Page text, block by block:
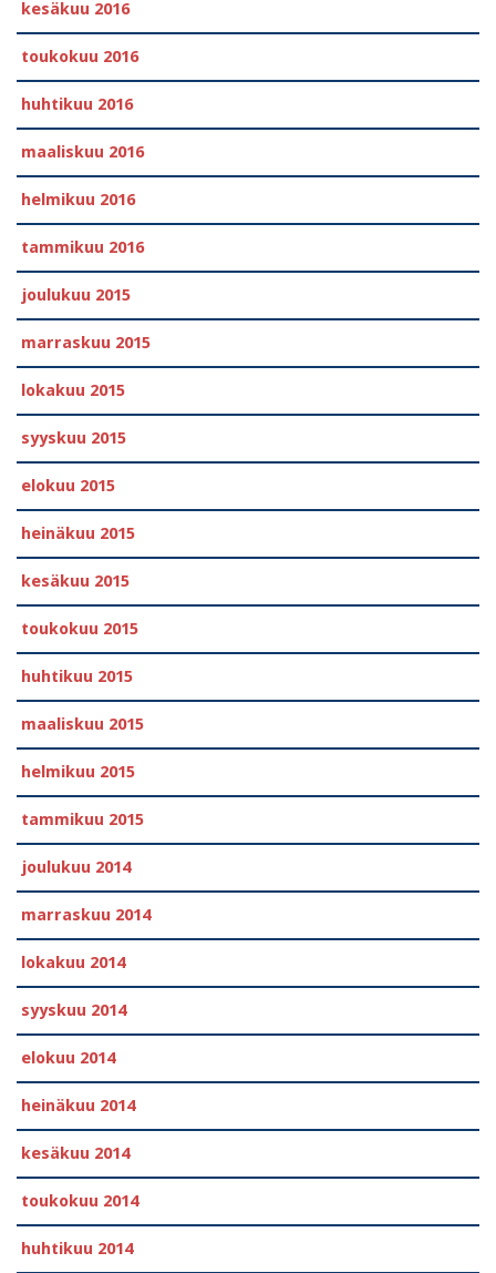
kesäkuu 2016
toukokuu 2016
huhtikuu 2016
maaliskuu 2016
helmikuu 2016
tammikuu 2016
joulukuu 2015
marraskuu 2015
lokakuu 2015
syyskuu 2015
elokuu 2015
heinäkuu 2015
kesäkuu 2015
toukokuu 2015
huhtikuu 2015
maaliskuu 2015
helmikuu 2015
tammikuu 2015
joulukuu 2014
marraskuu 2014
lokakuu 2014
syyskuu 2014
elokuu 2014
heinäkuu 2014
kesäkuu 2014
toukokuu 2014
huhtikuu 2014